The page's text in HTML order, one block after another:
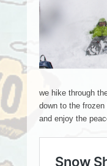
we hike through
down to the frozen
and enjoy the